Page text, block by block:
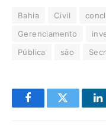
Bahia Civil
Gerenciamento
Pública
são
FacebookTwitter